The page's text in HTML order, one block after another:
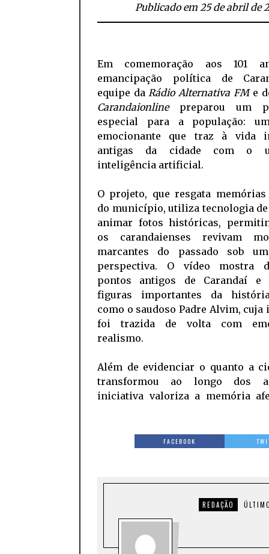
Publicado em 25 de abril de
Em comemoração aos 101
emancipação política de
equipe da Rádio Alternativa FMe
Carandaionlinepreparou um
especial para a população:
emocionante que traz à vida
antigas da cidade com o
inteligência artificial.
O projeto, que resgata
do município, utiliza tecnologia de
animar fotos históricas,
os carandaienses revivam
marcantes do passado sob
perspectiva. O vídeo mostra
pontos antigos de Carandaí e
figuras importantes da
como o saudoso Padre Alvim, cuja
foi trazida de volta com
realismo.
Além de evidenciar o quanto a
transformou ao longo dos
iniciativa valoriza a memória
FACEBOOK
REDAÇÃO